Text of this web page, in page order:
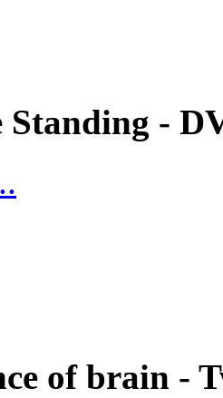
-
of brain -